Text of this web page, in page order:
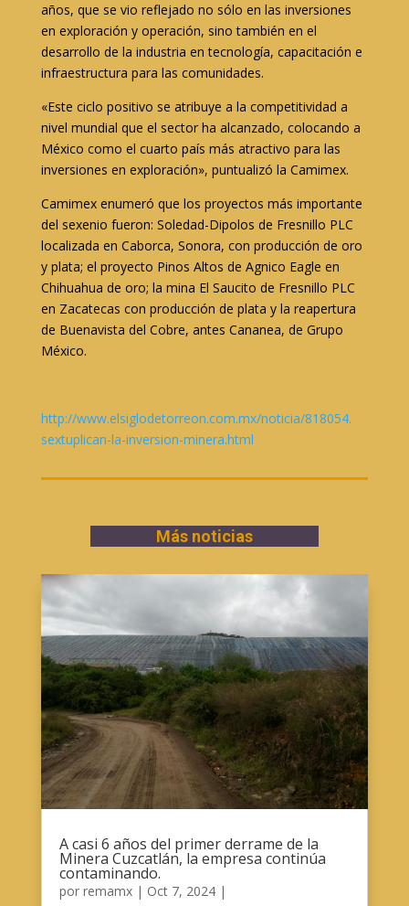
años, que se vio reflejado no sólo en las inversiones
en exploración y operación, sino también en el
desarrollo de la industria en tecnología, capacitación e
infraestructura para las comunidades.
«Este ciclo positivo se atribuye a la competitividad a
nivel mundial que el sector ha alcanzado, colocando a
México como el cuarto país más atractivo para las
inversiones en exploración», puntualizó la Camimex.
Camimex enumeró que los proyectos más importante
del sexenio fueron: Soledad-Dipolos de Fresnillo PLC
localizada en Caborca, Sonora, con producción de oro
y plata; el proyecto Pinos Altos de Agnico Eagle en
Chihuahua de oro; la mina El Saucito de Fresnillo PLC
en Zacatecas con producción de plata y la reapertura
de Buenavista del Cobre, antes Cananea, de Grupo
México.
http://www.elsiglodetorreon.com.mx/noticia/818054.
sextuplican-la-inversion-minera.html
Más noticias
A casi 6 años del primer derrame de la
Minera Cuzcatlán, la empresa continúa
contaminando.
por remamx| Oct 7, 2024|